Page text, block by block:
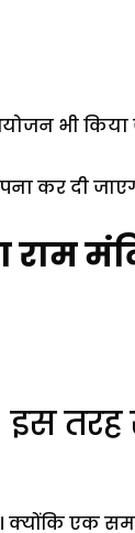
भी किया
कर दी
राम
इस
क्योंकि एक